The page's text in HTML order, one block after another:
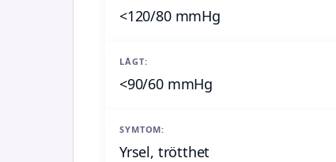
<120/80 mmHg
LÅGT:
<90/60 mmHg
SYMTOM:
Yrsel, trötthet